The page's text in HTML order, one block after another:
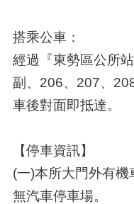
搭乘公車：
經過『東勢區公所
副、206、207、
車後對面即抵達。
【停車資訊】
(一)本所大門外有機
無汽車停車場。